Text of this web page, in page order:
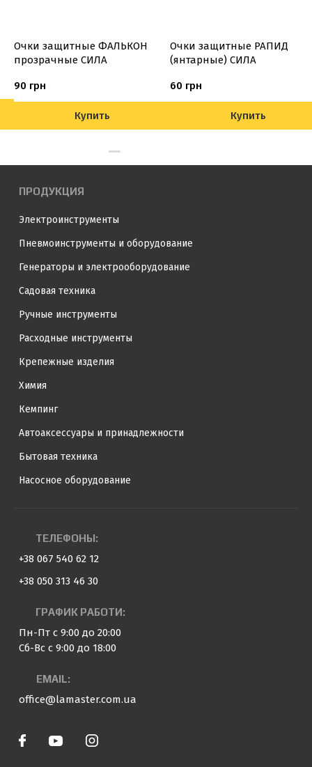
Очки защитные ФАЛЬКОН
прозрачные СИЛА
90 грн
Купить
Очки защитные РАПИД
(янтарные) СИЛА
60 грн
Купить
ПРОДУКЦИЯ
Электроинструменты
Пневмоинструменты и оборудование
Генераторы и электрооборудование
Садовая техника
Ручные инструменты
Расходные инструменты
Крепежные изделия
Химия
Кемпинг
Автоаксессуары и принадлежности
Бытовая техника
Насосное оборудование
ТЕЛЕФОНЫ:
+38 067 540 62 12
+38 050 313 46 30
ГРАФИК РАБОТИ:
Пн-Пт с 9:00 до 20:00
Сб-Вс с 9:00 до 18:00
EMAIL:
office@lamaster.com.ua